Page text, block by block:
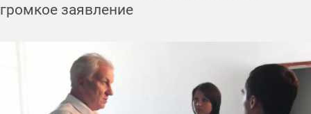
громкое заявление